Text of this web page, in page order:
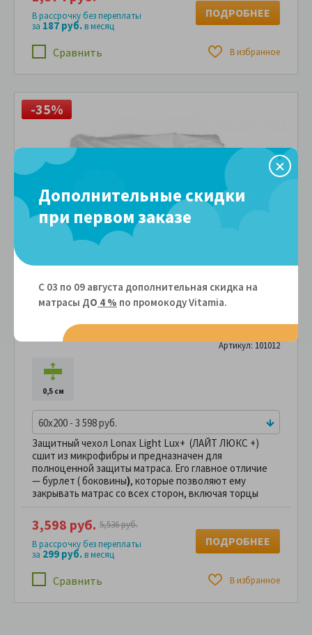
Сравнить В избранное
В рассрочку без переплаты
за 187 руб.в месяц
ПОДРОБНЕЕ
-35%
+) ( с боковинами, микрофибра )
Артикул: 101012
0,5 см
60x200 - 3 598 руб.
Защитный чехол Lonax Light Lux+ (ЛАЙТ ЛЮКС +)
сшит из микрофибры и предназначен для
полноценной защиты матраса. Его главное отличие
— бурлет ( боковины), которые позволяют ему
закрывать матрас со всех сторон, включая торцы
Сравнить В избранное
3,598 руб. 5,536 руб.
В рассрочку без переплаты
за 299 руб.в месяц
ПОДРОБНЕЕ
Дополнительные скидки
при первом заказе
С 03 по 09 августа дополнительная скидка на
матрасы ДО 4 % по промокоду Vitamiа.